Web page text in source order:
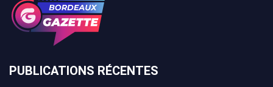
PUBLICATIONS RÉCENTES